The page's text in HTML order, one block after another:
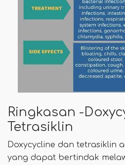
Ringkasan -
Tetrasiklin
Doxycycline dan tetrasiklin
yang dapat bertindak